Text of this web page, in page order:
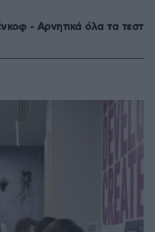
- Αρνητικά όλα τα τεστ